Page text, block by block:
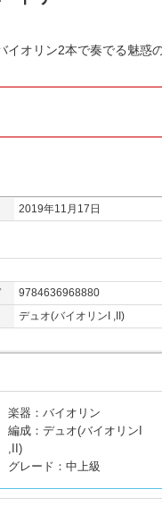
イオリン2本で奏でる魅惑
2019年11月17日
9784636968880
デュオ(バイオリンI ,II)
楽器：バイオリン
編成：デュオ(バイオリンI
,II)
グレード：中上級